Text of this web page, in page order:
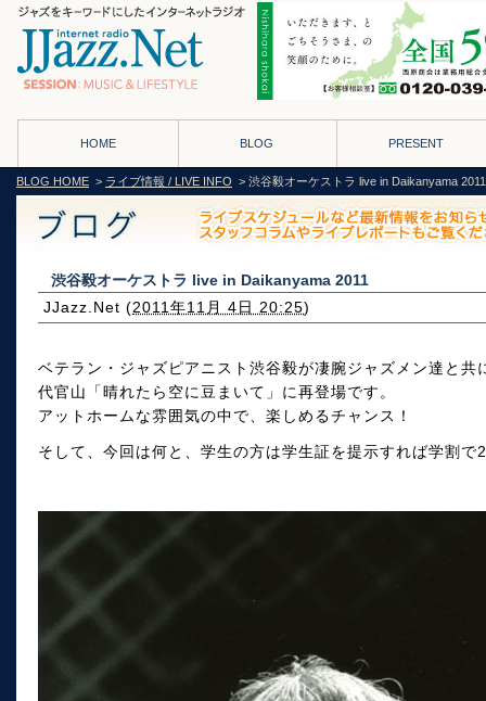
HOME BLOG PRESENT
BLOG HOME > ライブ情報 / LIVE INFO > 渋谷毅オーケストラ live in Daikanyama 2011
渋谷毅オーケストラ live in Daikanyama 2011
JJazz.Net (2011年11月 4日 20:25)
ベテラン・ジャズピアニスト渋谷毅が凄腕ジャズメン達と
代官山「晴れたら空に豆まいて」に再登場です。
アットホームな雰囲気の中で、楽しめるチャンス！
そして、今回は何と、学生の方は学生証を提示すれば学割